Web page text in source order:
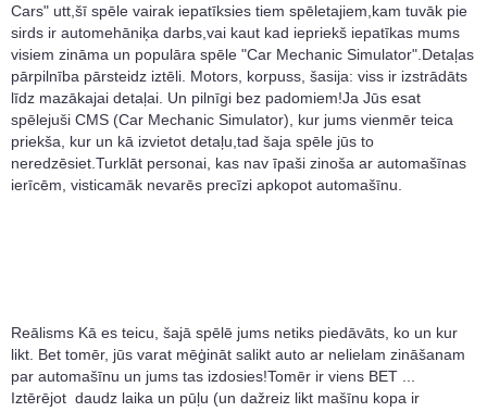
Cars" utt,šī spēle vairak iepatīksies tiem spēletajiem,kam tuvāk pie
sirds ir automehāniķa darbs,vai kaut kad iepriekš iepatīkas mums
visiem zināma un populāra spēle "Car Mechanic Simulator".Detaļas
pārpilnība pārsteidz iztēli. Motors, korpuss, šasija: viss ir izstrādāts
līdz mazākajai detaļai. Un pilnīgi bez padomiem!Ja Jūs esat
spēlejuši CMS (Car Mechanic Simulator), kur jums vienmēr teica
priekša, kur un kā izvietot detaļu,tad šaja spēle jūs to
neredzēsiet.Turklāt personai, kas nav īpaši zinoša ar automašīnas
ierīcēm, visticamāk nevarēs precīzi apkopot automašīnu.
Reālisms Kā es teicu, šajā spēlē jums netiks piedāvāts, ko un kur
likt. Bet tomēr, jūs varat mēģināt salikt auto ar nelielam zināšanam
par automašīnu un jums tas izdosies!Tomēr ir viens BET ...
Iztērējot daudz laika un pūļu (un dažreiz likt mašīnu kopa ir